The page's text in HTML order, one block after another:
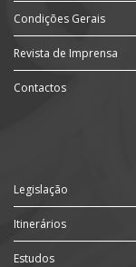
Condições Gerais
Revista de Imprensa
Contactos
Legislação
Itinerários
Estudos